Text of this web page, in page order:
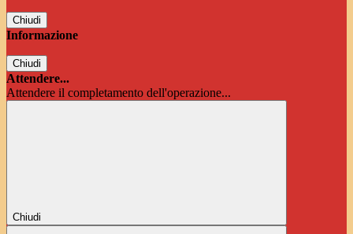
Chiudi
Informazione
Chiudi
Attendere...
Attendere il completamento dell'operazione...
Chiudi